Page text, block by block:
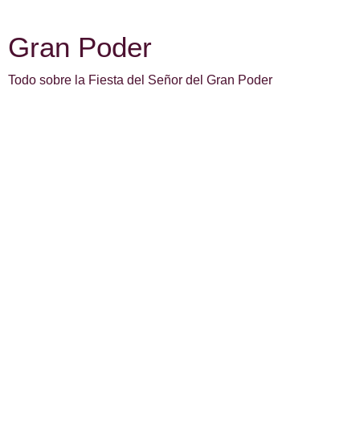
Gran Poder
Todo sobre la Fiesta del Señor del Gran Poder